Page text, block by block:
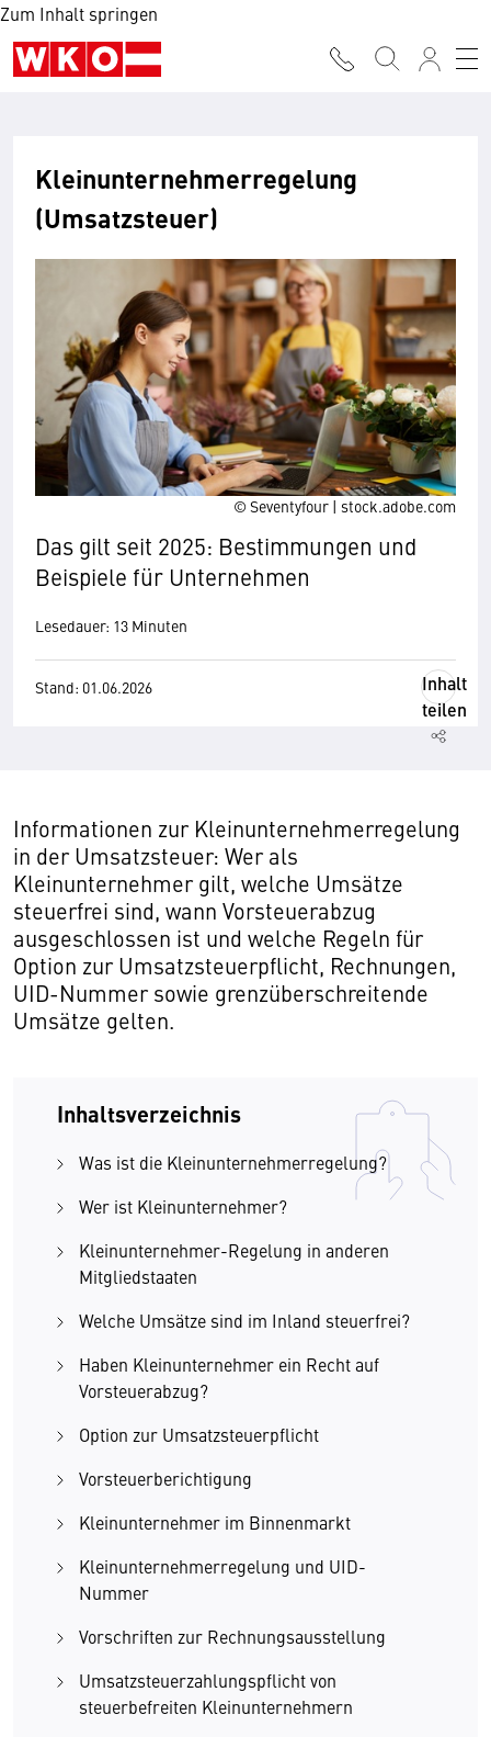
Zum Inhalt springen
© Seventyfour | stock.adobe.com
Kleinunternehmerregelung
(Umsatzsteuer)
Das gilt seit 2025: Bestimmungen und
Beispiele für Unternehmen
Lesedauer: 13 Minuten
Stand: 01.06.2026
Inhalt
teilen
Informationen zur Kleinunternehmerregelung
in der Umsatzsteuer: Wer als
Kleinunternehmer gilt, welche Umsätze
steuerfrei sind, wann Vorsteuerabzug
ausgeschlossen ist und welche Regeln für
Option zur Umsatzsteuerpflicht, Rechnungen,
UID-Nummer sowie grenzüberschreitende
Umsätze gelten.
Inhaltsverzeichnis
Was ist die Kleinunternehmerregelung?
Wer ist Kleinunternehmer?
Kleinunternehmer-Regelung in anderen
Mitgliedstaaten
Welche Umsätze sind im Inland steuerfrei?
Haben Kleinunternehmer ein Recht auf
Vorsteuerabzug?
Option zur Umsatzsteuerpflicht
Vorsteuerberichtigung
Kleinunternehmer im Binnenmarkt
Kleinunternehmerregelung und UID-
Nummer
Vorschriften zur Rechnungsausstellung
Umsatzsteuerzahlungspflicht von
steuerbefreiten Kleinunternehmern